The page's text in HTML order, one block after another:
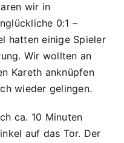
wir in
0:1 –
hatten einige Spieler
Wir wollten an
Kareth anknüpfen
wieder gelingen.
ca. 10 Minuten
auf das Tor. Der